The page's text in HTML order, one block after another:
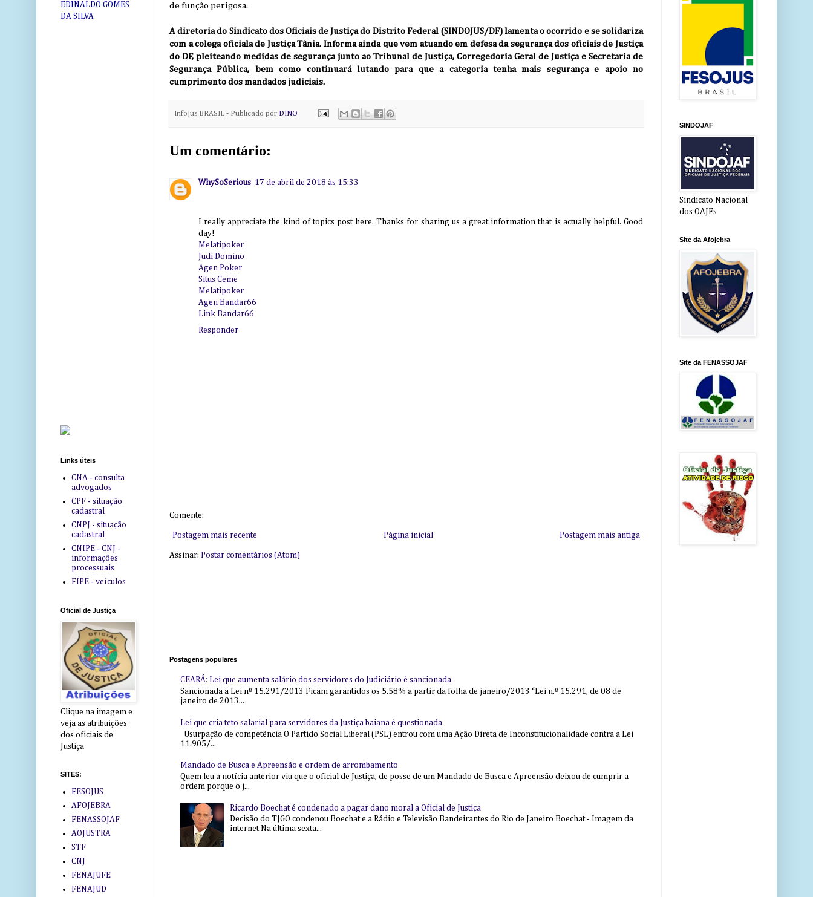
de função perigosa.
A diretoria do Sindicato dos Oficiais de Justiça do Distrito Federal (SINDOJUS/DF) lamenta o ocorrido e se solidariza
com a colega oficiala de Justiça Tânia. Informa ainda que vem atuando em defesa da segurança dos oficiais de Justiça
do DF, pleiteando medidas de segurança junto ao Tribunal de Justiça, Corregedoria Geral de Justiça e Secretaria de
Segurança Pública, bem como continuará lutando para que a categoria tenha mais segurança e apoio no
cumprimento dos mandados judiciais.
InfoJus BRASIL - Publicado por DINO
Um comentário:
WhySoSerious 17 de abril de 2018 às 15:33
I really appreciate the kind of topics post here. Thanks for sharing us a great information that is actually helpful. Good
day!
Melatipoker
Judi Domino
Agen Poker
Situs Ceme
Melatipoker
Agen Bandar66
Link Bandar66
Responder
Comente:
Postagem mais recente Postagem mais antiga
Página inicial
Assinar: Postar comentários (Atom)
Postagens populares
CEARÁ: Lei que aumenta salário dos servidores do Judiciário é sancionada
Sancionada a Lei nº 15.291/2013 Ficam garantidos os 5,58% a partir da folha de janeiro/2013 “Lei n.º 15.291, de 08 de
janeiro de 2013...
Lei que cria teto salarial para servidores da Justiça baiana é questionada
Usurpação de competência O Partido Social Liberal (PSL) entrou com uma Ação Direta de Inconstitucionalidade contra a Lei
11.905/...
Mandado de Busca e Apreensão e ordem de arrombamento
Quem leu a notícia anterior viu que o oficial de Justiça, de posse de um Mandado de Busca e Apreensão deixou de cumprir a
ordem porque o j...
Ricardo Boechat é condenado a pagar dano moral a Oficial de Justiça
Decisão do TJGO condenou Boechat e a Rádio e Televisão Bandeirantes do Rio de Janeiro Boechat - Imagem da
internet Na última sexta...
EDINALDO GOMES
DA SILVA
Links úteis
CNA - consulta
advogados
CPF - situação
cadastral
CNPJ - situação
cadastral
CNIPE - CNJ -
informações
processuais
FIPE - veículos
Oficial de Justiça
Clique na imagem e
veja as atribuições
dos oficiais de
Justiça
SITES:
FESOJUS
AFOJEBRA
FENASSOJAF
AOJUSTRA
STF
CNJ
FENAJUFE
FENAJUD
SINDOJAF
Sindicato Nacional
dos OAJFs
Site da Afojebra
Site da FENASSOJAF